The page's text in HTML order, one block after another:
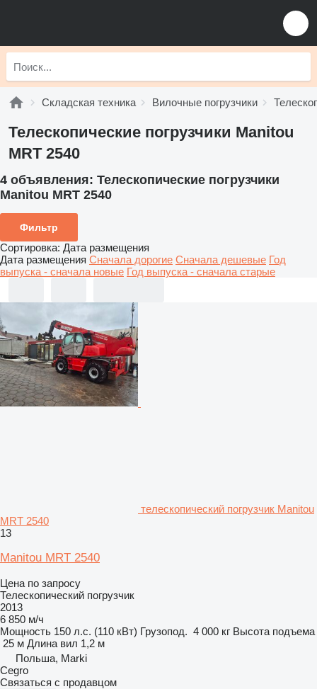
Складская техника Вилочные погрузчики
Телескопические погрузчики Manitou
MRT 2540
4 объявления: Телескопические погрузчики
Manitou MRT 2540
Фильтр
Сортировка: Дата размещения
Дата размещения Сначала дорогие Сначала дешевые Год
выпуска - сначала новые Год выпуска - сначала старые
телескопический погрузчик Manitou
MRT 2540
13
Manitou MRT 2540
Цена по запросу
Телескопический погрузчик
2013
6 850 м/ч
Мощность 150 л.с. (110 кВт) Грузопод. 4 000 кг Высота подъема
25 м Длина вил 1,2 м
Польша, Marki
Cegro
Связаться с продавцом